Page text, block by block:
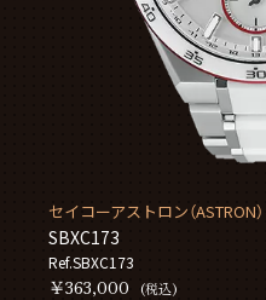
セイコーアストロン（ASTRON）
SBXC173
Ref.SBXC173
￥363,000 (税込)